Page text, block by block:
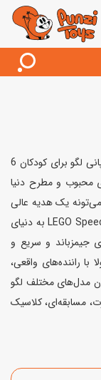
لگو اسپید چمپیونز یکی از محبوب ترین سری‌های کمپانی لگو برای کودکان 6
محبوب و مطرح دنیا
می‌‌تونه یک هدیه عالی
و جذاب برای عاشقان سرعت باشه. با LEGO Speed Champions به دنیای
جیمزباند و سریع و
راننده‌های واقعی،
مدل‌های مختلف لگو
مسابقه‌ای، کلاسیک